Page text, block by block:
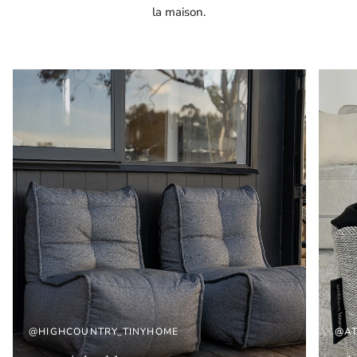
la maison.
@HIGHCOUNTRY_TINYHOME